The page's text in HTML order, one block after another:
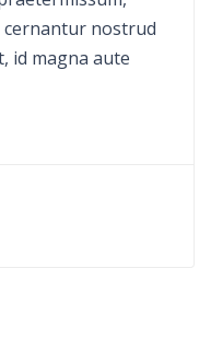
nostrud
id magna aute